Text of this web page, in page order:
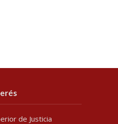
de Justicia